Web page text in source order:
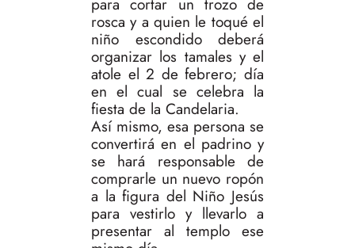
para cortar un trozo de
rosca y a quien le toqué el
niño escondido deberá
organizar los tamales y el
atole el 2 de febrero; día
en el cual se celebra la
fiesta de la Candelaria.
Así mismo, esa persona se
convertirá en el padrino y
se hará responsable de
comprarle un nuevo ropón
a la figura del Niño Jesús
para vestirlo y llevarlo a
presentar al templo ese